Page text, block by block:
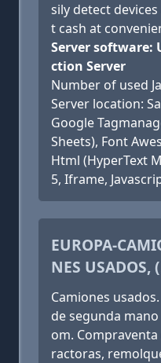
sily detect
t cash at
Server software:
ction Server
Number of used
Server location:
Google
Sheets), Font
Html (HyperText
5, Iframe,
EUROPA-
NES USADOS,
Camiones
de segunda
om.
ractoras,